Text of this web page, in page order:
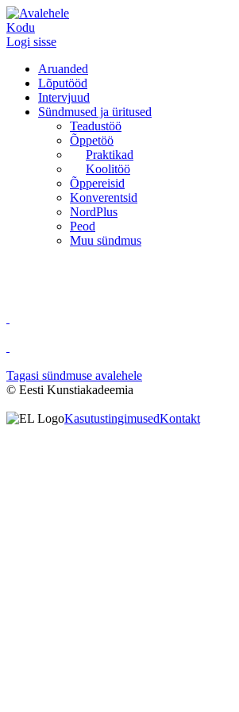
Kodu
Logi sisse
Aruanded
Lõputööd
Intervjuud
Sündmused ja üritused
Teadustöö
Õppetöö
Praktikad
Koolitöö
Õppereisid
Konverentsid
NordPlus
Peod
Muu sündmus
Tagasi sündmuse avalehele
© Eesti Kunstiakadeemia
KasutustingimusedKontakt